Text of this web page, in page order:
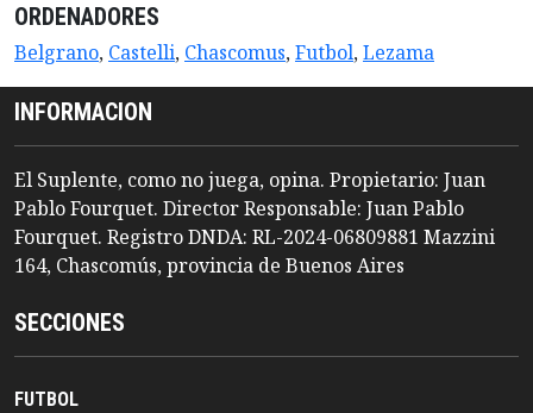
ORDENADORES
Belgrano, Castelli, Chascomus,Futbol,Lezama
INFORMACION
El Suplente, como no juega, opina. Propietario: Juan
Pablo Fourquet. Director Responsable: Juan Pablo
Fourquet. Registro DNDA: RL-2024-06809881 Mazzini
164, Chascomús, provincia de Buenos Aires
SECCIONES
FUTBOL